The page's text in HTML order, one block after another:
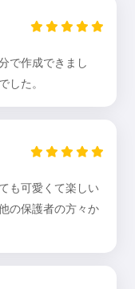
で作成できまし
した。
も可愛くて楽しい
の保護者の方々か
す🥰